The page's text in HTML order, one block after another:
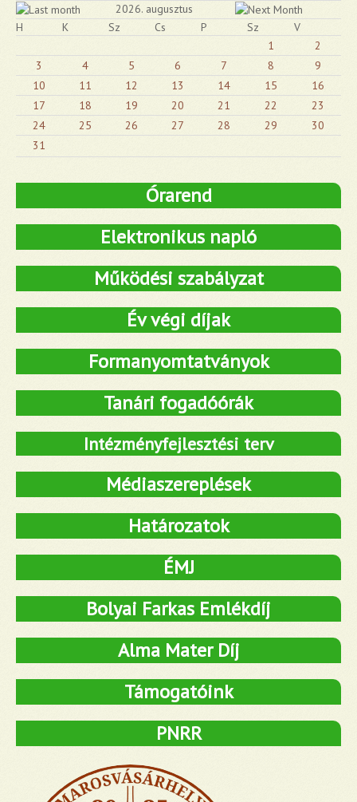
2026. augusztus
H
K Sz Cs P Sz
V
1
2
3
4 5 6 7 8
9
10
11 12 13 14 15
16
17
18 19 20 21 22
23
24
25 26 27 28 29
30
31
Órarend
Elektronikus napló
Működési szabályzat
Év végi díjak
Formanyomtatványok
Tanári fogadóórák
Intézményfejlesztési terv
Médiaszereplések
Határozatok
ÉMJ
Bolyai Farkas Emlékdíj
Alma Mater Díj
Támogatóink
PNRR